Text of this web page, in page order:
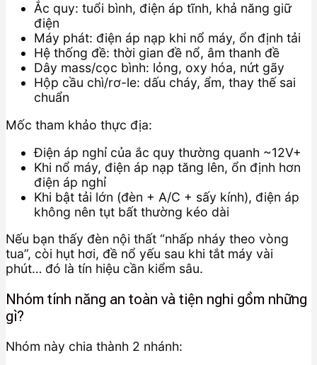
Ắc quy: tuổi bình, điện áp tĩnh, khả năng giữ
điện
Máy phát: điện áp nạp khi nổ máy, ổn định tải
Hệ thống đề: thời gian đề nổ, âm thanh đề
Dây mass/cọc bình: lỏng, oxy hóa, nứt gãy
Hộp cầu chì/rơ-le: dấu cháy, ẩm, thay thế sai
chuẩn
Mốc tham khảo thực địa:
Điện áp nghỉ của ắc quy thường quanh ~12V+
Khi nổ máy, điện áp nạp tăng lên, ổn định hơn
điện áp nghỉ
Khi bật tải lớn (đèn + A/C + sấy kính), điện áp
không nên tụt bất thường kéo dài
Nếu bạn thấy đèn nội thất “nhấp nháy theo vòng
tua”, còi hụt hơi, đề nổ yếu sau khi tắt máy vài
phút… đó là tín hiệu cần kiểm sâu.
Nhóm tính năng an toàn và tiện nghi gồm những
gì?
Nhóm này chia thành 2 nhánh: